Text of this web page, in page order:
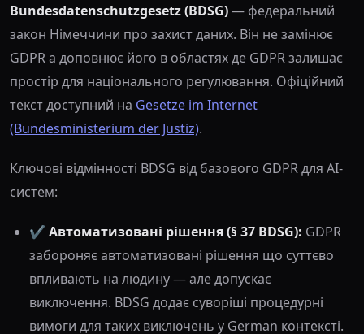
Bundesdatenschutzgesetz (BDSG)— федеральний
закон Німеччини про захист даних. Він не замінює
GDPR а доповнює його в областях де GDPR залишає
простір для національного регулювання. Офіційний
текст доступний на Gesetze im Internet
(Bundesministerium der Justiz).
Ключові відмінності BDSG від базового GDPR для AI-
систем:
✔️ Автоматизовані рішення (§ 37 BDSG): GDPR
забороняє автоматизовані рішення що суттєво
впливають на людину — але допускає
виключення. BDSG додає суворіші процедурні
вимоги для таких виключень у German контексті.